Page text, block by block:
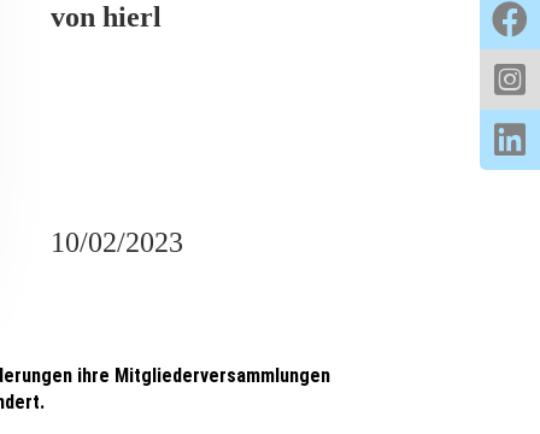
vonhierl
10/02/2023
ihre Mitgliederversammlungen